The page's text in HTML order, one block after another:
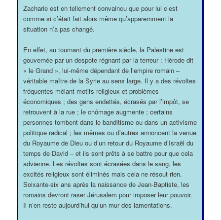
Zacharie est en tellement convaincu que pour lui c’est
comme si c’était fait alors même qu’apparemment la
situation n’a pas changé.
En effet, au tournant du première siècle, la Palestine est
gouvernée par un despote régnant par la terreur : Hérode dit
« le Grand », lui-même dépendant de l’empire romain –
véritable maître de la Syrie au sens large. Il y a des révoltes
fréquentes mêlant motifs religieux et problèmes
économiques ; des gens endettés, écrasés par l’impôt, se
retrouvent à la rue ; le chômage augmente ; certains
personnes tombent dans le banditisme ou dans un activisme
politique radical ; les mêmes ou d’autres annoncent la venue
du Royaume de Dieu ou d’un retour du Royaume d’Israël du
temps de David – et ils sont prêts à se battre pour que cela
advienne. Les révoltes sont écrasées dans le sang, les
excités religieux sont éliminés mais cela ne résout rien.
Soixante-six ans après la naissance de Jean-Baptiste, les
romains devront raser Jérusalem pour imposer leur pouvoir.
Il n’en reste aujourd’hui qu’un mur des lamentations.